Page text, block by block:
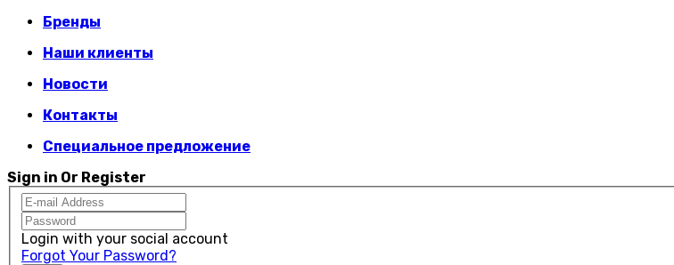
Бренды
Наши клиенты
Новости
Контакты
Специальное предложение
Sign in Or Register
Login with your social account
Forgot Your Password?